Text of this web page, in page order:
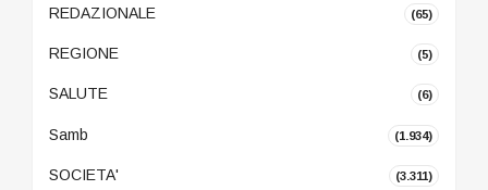
REDAZIONALE (65)
REGIONE (5)
SALUTE (6)
Samb (1.934)
SOCIETA' (3.311)